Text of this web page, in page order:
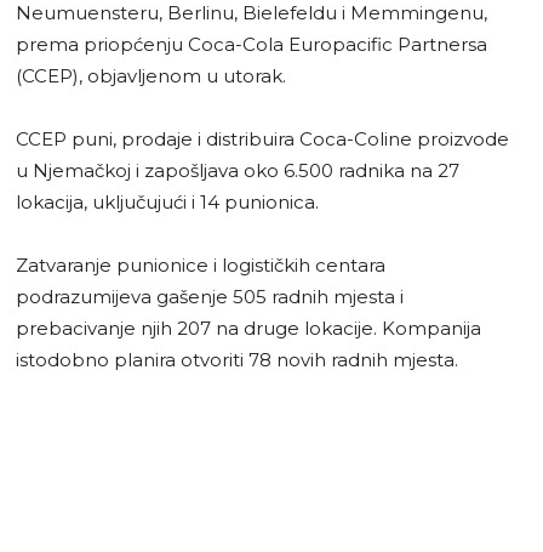
Neumuensteru, Berlinu, Bielefeldu i Memmingenu,
prema priopćenju Coca-Cola Europacific Partnersa
(CCEP), objavljenom u utorak.
CCEP puni, prodaje i distribuira Coca-Coline proizvode
u Njemačkoj i zapošljava oko 6.500 radnika na 27
lokacija, uključujući i 14 punionica.
Zatvaranje punionice i logističkih centara
podrazumijeva gašenje 505 radnih mjesta i
prebacivanje njih 207 na druge lokacije. Kompanija
istodobno planira otvoriti 78 novih radnih mjesta.